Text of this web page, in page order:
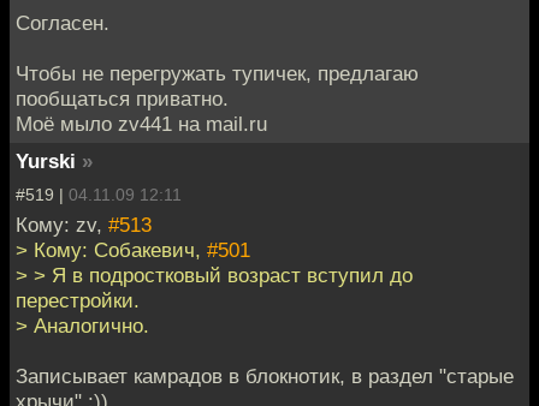
Согласен.
Чтобы не перегружать тупичек, предлагаю
пообщаться приватно.
Моё мыло zv441 на mail.ru
Yurski »
#519 | 04.11.09 12:11
Кому: zv, #513
> Кому: Собакевич, #501
> > Я в подростковый возраст вступил до
перестройки.
> Аналогично.
Записывает камрадов в блокнотик, в раздел "старые